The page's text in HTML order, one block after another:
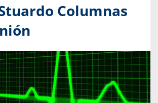
Columnas